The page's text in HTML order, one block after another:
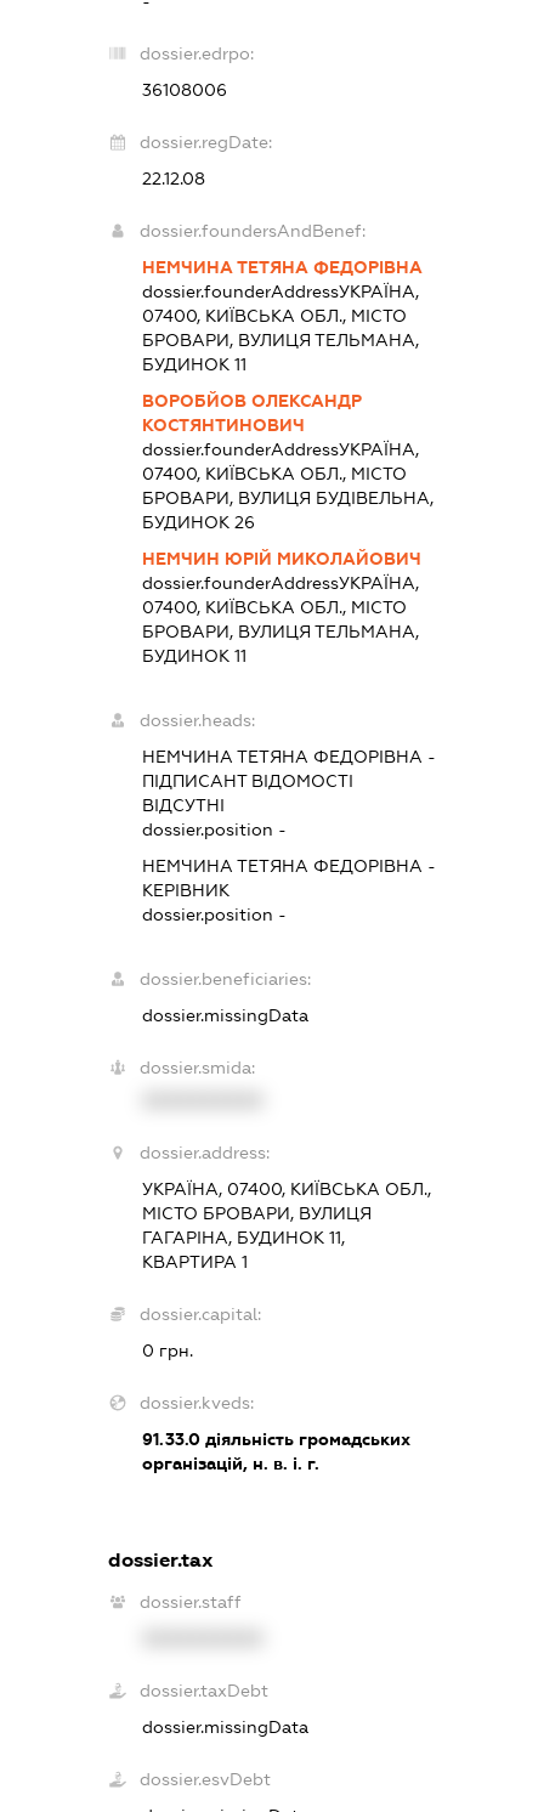
dossier.edrpo:
36108006
dossier.regDate:
22.12.08
dossier.foundersAndBenef:
НЕМЧИНА ТЕТЯНА ФЕДОРІВНА
dossier.founderAddressУКРАЇНА,
07400, КИЇВСЬКА ОБЛ., МІСТО
БРОВАРИ, ВУЛИЦЯ ТЕЛЬМАНА,
БУДИНОК 11
ВОРОБЙОВ ОЛЕКСАНДР
КОСТЯНТИНОВИЧ
dossier.founderAddressУКРАЇНА,
07400, КИЇВСЬКА ОБЛ., МІСТО
БРОВАРИ, ВУЛИЦЯ БУДІВЕЛЬНА,
БУДИНОК 26
НЕМЧИН ЮРІЙ МИКОЛАЙОВИЧ
dossier.founderAddressУКРАЇНА,
07400, КИЇВСЬКА ОБЛ., МІСТО
БРОВАРИ, ВУЛИЦЯ ТЕЛЬМАНА,
БУДИНОК 11
dossier.heads:
НЕМЧИНА ТЕТЯНА ФЕДОРІВНА -
ПІДПИСАНТВІДОМОСТІ
ВІДСУТНІ
dossier.position -
НЕМЧИНА ТЕТЯНА ФЕДОРІВНА -
КЕРІВНИК
dossier.position -
dossier.beneficiaries:
dossier.missingData
dossier.smida:
dossier.address:
УКРАЇНА, 07400, КИЇВСЬКА ОБЛ.,
МІСТО БРОВАРИ, ВУЛИЦЯ
ГАГАРІНА, БУДИНОК 11,
КВАРТИРА 1
dossier.capital:
0 грн.
dossier.kveds:
91.33.0діяльність громадських
організацій, н. в. і. г.
dossier.tax
dossier.staff
dossier.taxDebt
dossier.missingData
dossier.esvDebt